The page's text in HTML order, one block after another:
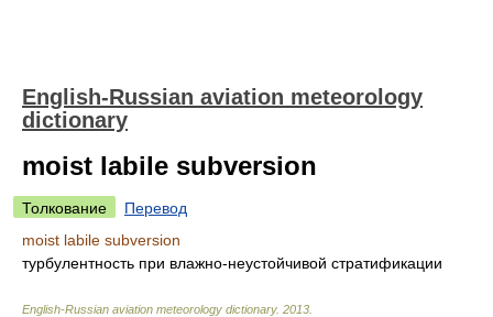
English-Russian aviation meteorology
dictionary
moist labile subversion
Толкование
Перевод
moist labile subversion
турбулентность при влажно-неустойчивой стратификации
English-Russian aviation meteorology dictionary. 2013